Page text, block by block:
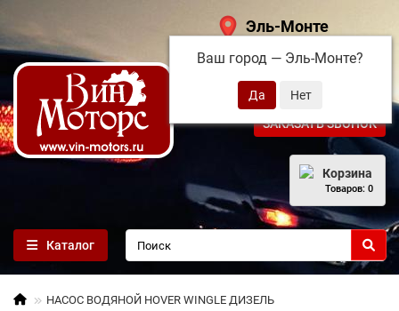
Эль-Монте
Ваш город — Эль-Монте?
+7 (495) 108-68-71
ЗАКАЗАТЬ ЗВОНОК
Корзина
Товаров: 0
Каталог
НАСОС ВОДЯНОЙ HOVER WINGLE ДИЗЕЛЬ